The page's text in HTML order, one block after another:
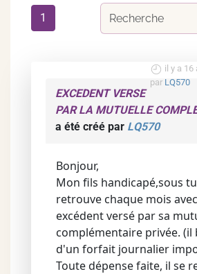
1
il y a 16
par LQ570
EXCEDENT VERSE
PAR LA MUTUELLE
a été créé par LQ570
Bonjour,
Mon fils handicapé,sous
retrouve chaque mois
excédent versé par sa
complémentaire privée. (il
d'un forfait journalier
Toute dépense faite, il se